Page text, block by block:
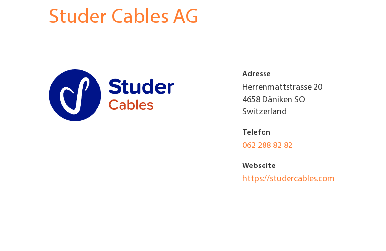
JOBS & KARRIERE
UNTERNEHMEN FINDEN
are
Studer Cables AG
Adresse
Herrenmattstrasse 20
4658 Däniken SO
Switzerland
Telefon
062 288 82 82
Webseite
https://studercables.com